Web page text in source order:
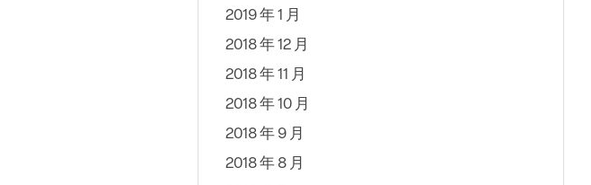
2019 年 1 月
2018 年 12 月
2018 年 11 月
2018 年 10 月
2018 年 9 月
2018 年 8 月